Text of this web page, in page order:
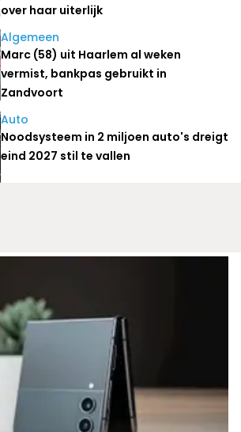
over haar uiterlijk
Algemeen
Marc (58) uit Haarlem al weken
vermist, bankpas gebruikt in
Zandvoort
Auto
Noodsysteem in 2 miljoen auto's dreigt
eind 2027 stil te vallen